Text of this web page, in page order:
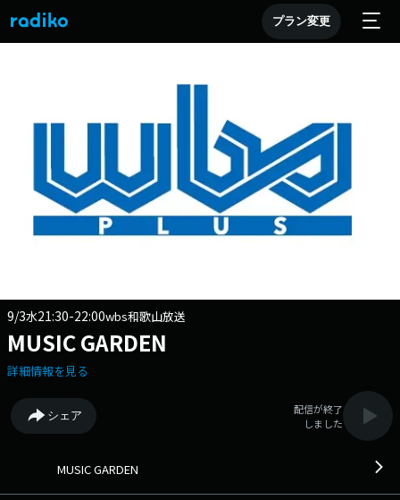
プラン変更
9/3水21:30-22:00wbs和歌山放送
MUSIC GARDEN
詳細情報を見る
シェア
配信が終了
しました
MUSIC GARDEN